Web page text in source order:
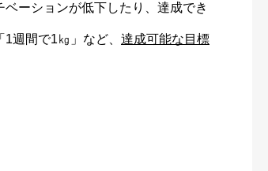
ーションが低下したり、達成でき
週間で1㎏」など、 達成可能な目標